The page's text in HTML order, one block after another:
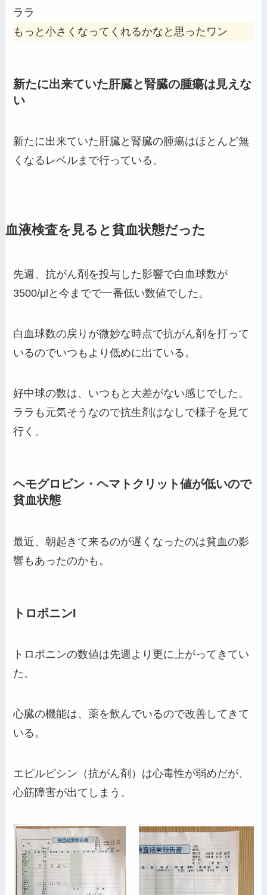
ララ
もっと小さくなってくれるかなと思ったワン
新たに出来ていた肝臓と腎臓の腫瘍は見えな
い
新たに出来ていた肝臓と腎臓の腫瘍はほとんど無
くなるレベルまで行っている。
血液検査を見ると貧血状態だった
先週、抗がん剤を投与した影響で白血球数が
3500/μlと今までで一番低い数値でした。
白血球数の戻りが微妙な時点で抗がん剤を打って
いるのでいつもより低めに出ている。
好中球の数は、いつもと大差がない感じでした。
ララも元気そうなので抗生剤はなしで様子を見て
行く。
ヘモグロビン・ヘマトクリット値が低いので
貧血状態
最近、朝起きて来るのが遅くなったのは貧血の影
響もあったのかも。
トロポニンI
トロポニンの数値は先週より更に上がってきてい
た。
心臓の機能は、薬を飲んでいるので改善してきて
いる。
エピルビシン（抗がん剤）は心毒性が弱めだが、
心筋障害が出てしまう。